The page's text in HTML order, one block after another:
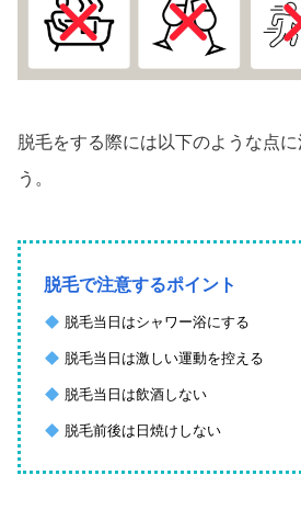
脱毛をする際には以下のような点
う。
脱毛で注意するポイント
脱毛当日はシャワー浴にする
脱毛当日は激しい運動を控える
脱毛当日は飲酒しない
脱毛前後は日焼けしない